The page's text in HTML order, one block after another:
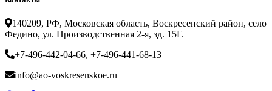
140209, РФ, Московская область, Воскресенский район, село
Федино, ул. Производственная 2-я, зд. 15Г.
+7-496-442-04-66, +7-496-441-68-13
info@ao-voskresenskoe.ru